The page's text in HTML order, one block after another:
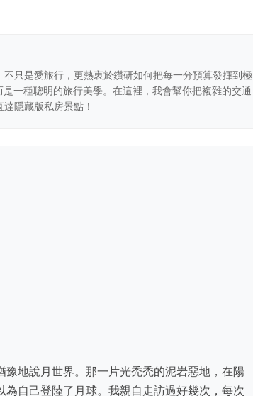
只是愛旅行，更熱衷於鑽研如何把每一分預算發揮到極
一種聰明的旅行美學。在這裡，我會幫你把複雜的交通
隱藏版私房景點！
地說月世界。那一片光禿禿的泥岩惡地，在陽
自己登陸了月球。我親自走訪過好幾次，每次